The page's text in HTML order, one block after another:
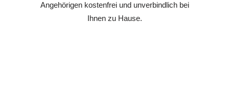
Angehörigen kostenfrei und unverbindlich bei
Ihnen zu Hause.